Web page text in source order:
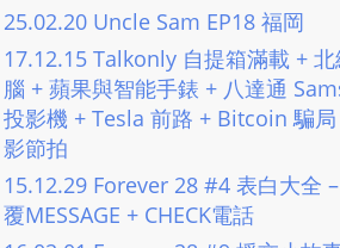
25.02.20 Uncle Sam EP18 福岡
17.12.15 Talkonly 自提箱滿載 +
腦 + 蘋果與智能手錶 + 八達通
投影機 + Tesla 前路 + Bitcoin 騙
影節拍
15.12.29 Forever 28 #4 表白大全
覆MESSAGE + CHECK電話